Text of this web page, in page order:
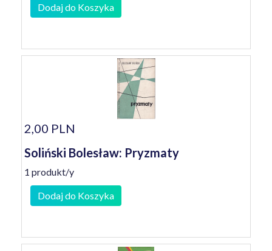
Dodaj do Koszyka
2,00 PLN
Soliński Bolesław: Pryzmaty
1 produkt/y
Dodaj do Koszyka